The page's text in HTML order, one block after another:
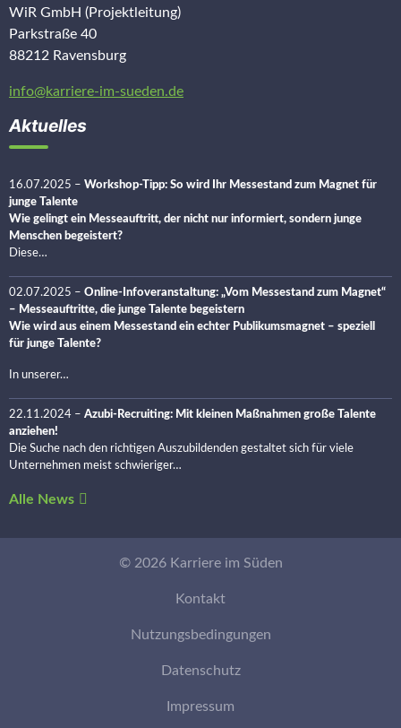
WiR GmbH (Projektleitung)
Parkstraße 40
88212 Ravensburg
info@karriere-im-sueden.de
Aktuelles
16.07.2025 – Workshop-Tipp: So wird Ihr Messestand zum Magnet für
junge Talente
Wie gelingt ein Messeauftritt, der nicht nur informiert, sondern junge
Menschen begeistert?
Diese…
02.07.2025 – Online-Infoveranstaltung: „Vom Messestand zum Magnet“
– Messeauftritte, die junge Talente begeistern
Wie wird aus einem Messestand ein echter Publikumsmagnet – speziell
für junge Talente?
In unserer…
22.11.2024 – Azubi-Recruiting: Mit kleinen Maßnahmen große Talente
anziehen!
Die Suche nach den richtigen Auszubildenden gestaltet sich für viele
Unternehmen meist schwieriger…
Alle News
© 2026 Karriere im Süden
Kontakt
Nutzungsbedingungen
Datenschutz
Impressum